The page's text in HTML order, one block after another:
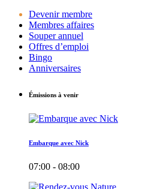
Devenir membre
Membres affaires
Souper annuel
Offres d’emploi
Bingo
Anniversaires
Émissions à venir
Embarque avec Nick
07:00 - 08:00